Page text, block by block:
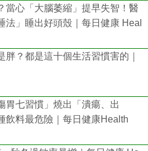
當心「大腦萎縮」提早失智！醫
法」睡出好頭殼｜每日健康 Heal
胖？都是這十個生活習慣害的｜
胃七習慣」燒出「潰瘍、出
飲料最危險｜每日健康Health